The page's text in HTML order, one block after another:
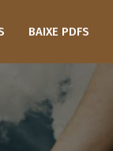
BAIXE PDFS